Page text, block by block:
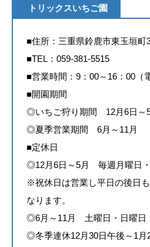
トリックスいちご園
■住所：三重県鈴鹿市東玉垣町
■TEL：059-381-5515
■営業時間：9：00～16：00（
■開園期間
◎いちご狩り期間 12月6日～
◎夏季営業期間 6月～11月
■定休日
◎12月6日～5月 毎週月曜日
※祝休日は営業し平日の後日
なります。
◎6月～11月 土曜日・日曜日
◎冬季連休12月30日午後～1月